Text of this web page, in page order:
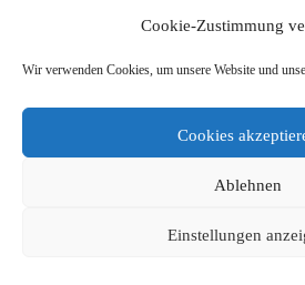
Cookie-Zustimmung
Wir verwenden Cookies, um unsere Website und
Cookies
Ablehnen
Einstellungen